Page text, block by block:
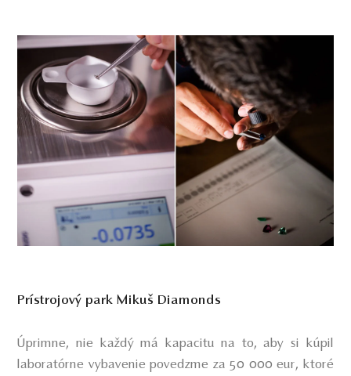
Prístrojový park Mikuš Diamonds
Úprimne, nie každý má kapacitu na to, aby si kúpil
laboratórne vybavenie povedzme za 50 000 eur, ktoré